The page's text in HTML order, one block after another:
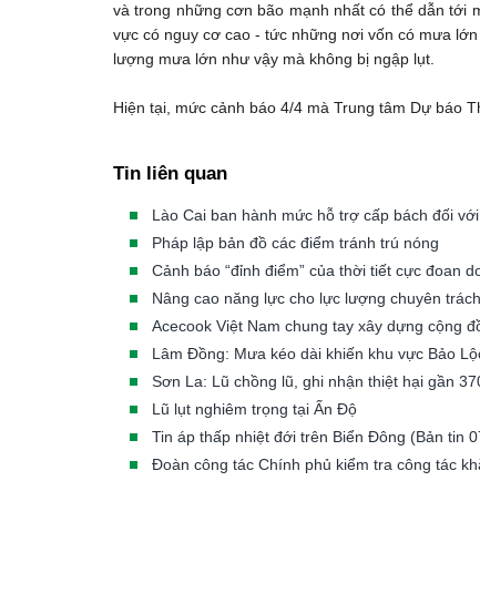
và trong những cơn bão mạnh nhất có thể dẫn tới
vực có nguy cơ cao - tức những nơi vốn có mưa
lượng mưa lớn như vậy mà không bị ngập lụt.
Hiện tại, mức cảnh báo 4/4 mà Trung tâm Dự báo
Tin liên quan
Lào Cai ban hành mức hỗ trợ cấp bách đối
Pháp lập bản đồ các điểm tránh trú nóng
Cảnh báo “đỉnh điểm” của thời tiết cực đoan
Nâng cao năng lực cho lực lượng chuyên
Acecook Việt Nam chung tay xây dựng cộng
Lâm Đồng: Mưa kéo dài khiến khu vực Bảo
Sơn La: Lũ chồng lũ, ghi nhận thiệt hại gần
Lũ lụt nghiêm trọng tại Ấn Độ
Tin áp thấp nhiệt đới trên Biển Đông (Bản tin
Đoàn công tác Chính phủ kiểm tra công tác